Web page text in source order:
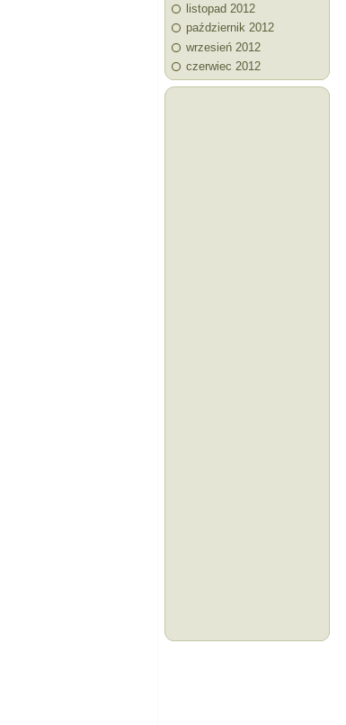
listopad 2012
październik 2012
wrzesień 2012
czerwiec 2012